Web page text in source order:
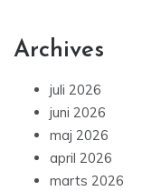
Archives
juli 2026
juni 2026
maj 2026
april 2026
marts 2026